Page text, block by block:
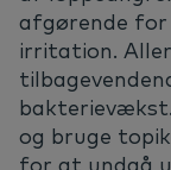
afgørende
irritation.
og bruge